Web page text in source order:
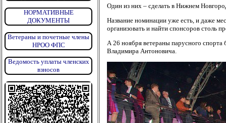
НОРМАТИВНЫЕ
ДОКУМЕНТЫ
Ветераны и почетные члены
НРОО ФПС
Ведомость уплаты членских
взносов
Один из них – сделать в Нижнем
Название номинации уже есть, и даже
организовать и найти спонсоров столь
А 26 ноября ветераны парусного
Владимира Антоновича.